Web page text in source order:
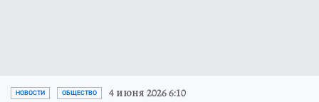
НОВОСТИ ОБЩЕСТВО 4 июня 2026 6:10